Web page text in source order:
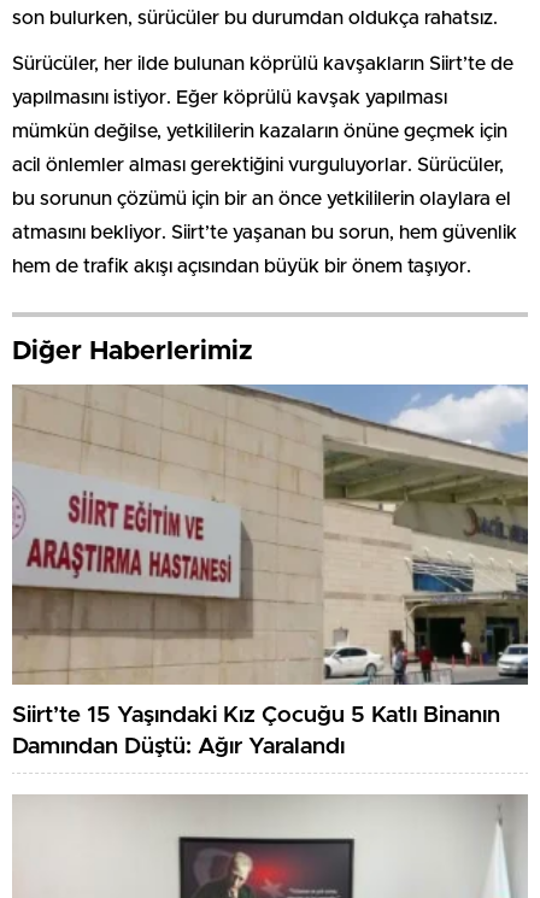
son bulurken, sürücüler bu durumdan oldukça rahatsız.
Sürücüler, her ilde bulunan köprülü kavşakların Siirt’te de
yapılmasını istiyor. Eğer köprülü kavşak yapılması
mümkün değilse, yetkililerin kazaların önüne geçmek için
acil önlemler alması gerektiğini vurguluyorlar. Sürücüler,
bu sorunun çözümü için bir an önce yetkililerin olaylara el
atmasını bekliyor. Siirt’te yaşanan bu sorun, hem güvenlik
hem de trafik akışı açısından büyük bir önem taşıyor.
Diğer Haberlerimiz
Siirt’te 15 Yaşındaki Kız Çocuğu 5 Katlı Binanın
Damından Düştü: Ağır Yaralandı